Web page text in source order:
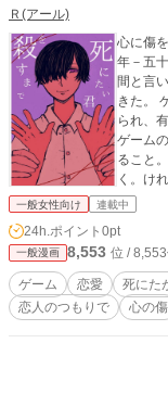
Ｒ(アール)
心に傷
年－五
間と言
きた。 ゲームに付き合ってくれたらそれを止めると持ちかけ
られ、
ゲーム
ること
く。け
と冒頭&
一般女性向け 連載中
24h.ポイント 0pt
一般漫画 8,553 位 /
ゲーム 恋愛 死にた
恋人のつもりで
心の傷